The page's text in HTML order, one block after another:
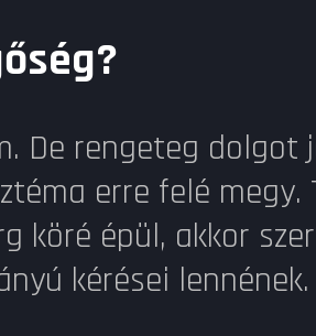
De rengeteg
erre felé
köré épül, akkor
kérései lennének.